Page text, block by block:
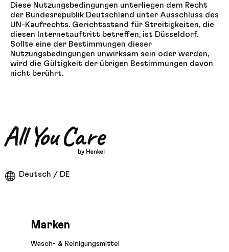
Diese Nutzungsbedingungen unterliegen dem Recht
der Bundesrepublik Deutschland unter Ausschluss des
UN-Kaufrechts. Gerichtsstand für Streitigkeiten, die
diesen Internetauftritt betreffen, ist Düsseldorf.
Sollte eine der Bestimmungen dieser
Nutzungsbedingungen unwirksam sein oder werden,
wird die Gültigkeit der übrigen Bestimmungen davon
nicht berührt.
Deutsch / DE
Marken
Wasch- & Reinigungsmittel